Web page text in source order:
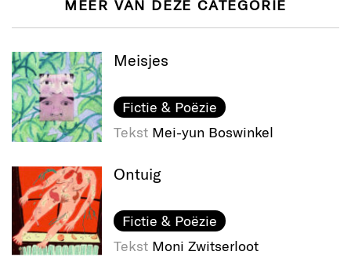
MEER VAN DEZE CATEGORIE
Meisjes
Fictie & Poëzie
Tekst Mei-yun Boswinkel
Ontuig
Fictie & Poëzie
Tekst Moni Zwitserloot